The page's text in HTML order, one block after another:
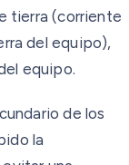
tierra (corriente
del equipo),
equipo.
de los
la